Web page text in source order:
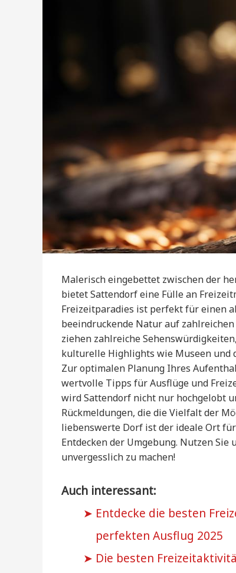
Malerisch eingebettet zwischen der
bietet Sattendorf eine Fülle an
Freizeitparadies ist perfekt für einen
beeindruckende Natur auf
ziehen zahlreiche
kulturelle Highlights wie Museen und
Zur optimalen Planung Ihres
wertvolle Tipps für Ausflüge und
wird Sattendorf nicht nur hochgelobt
Rückmeldungen, die die Vielfalt der
liebenswerte Dorf ist der ideale Ort
Entdecken der Umgebung. Nutzen
unvergesslich zu machen!
Auch interessant:
Entdecke die besten
perfekten Ausflug 2025
Die besten